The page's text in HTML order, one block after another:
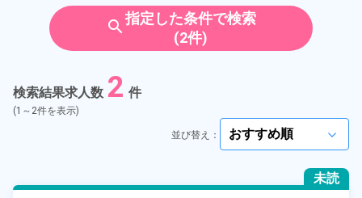
雇用形態 派遣社員
紹介予定派遣
契約社員
アルバイト・パート
search指定した条件で検索
(2件)
検索結果求人数 2 件
(1～2件を表示)
並び替え： arrow_forward_ios
未読